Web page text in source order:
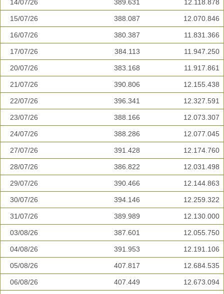
14/07/26 389.631 12.118.878
15/07/26 388.087 12.070.846
16/07/26 380.387 11.831.366
17/07/26 384.113 11.947.250
20/07/26 383.168 11.917.861
21/07/26 390.806 12.155.438
22/07/26 396.341 12.327.591
23/07/26 388.166 12.073.307
24/07/26 388.286 12.077.045
27/07/26 391.428 12.174.760
28/07/26 386.822 12.031.498
29/07/26 390.466 12.144.863
30/07/26 394.146 12.259.322
31/07/26 389.989 12.130.000
03/08/26 387.601 12.055.750
04/08/26 391.953 12.191.106
05/08/26 407.817 12.684.535
06/08/26 407.449 12.673.094